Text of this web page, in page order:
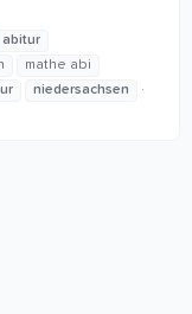
abitur
mathe abi
niedersachsen